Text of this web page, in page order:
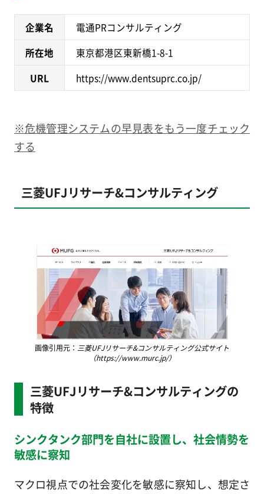
企業名
電通PRコンサルティング
所在地
東京都港区東新橋1-8-1
URL
https://www.dentsuprc.co.jp/
※危機管理システムの早見表をもう一度チェック
する
三菱UFJリサーチ&コンサルティング
画像引用元： 三菱UFJリサーチ&コンサルティング公式サイト
（https://www.murc.jp/）
三菱UFJリサーチ&コンサルティングの
特徴
シンクタンク部門を自社に設置し、社会情勢を
敏感に察知
マクロ視点での社会変化を敏感に察知し、想定さ